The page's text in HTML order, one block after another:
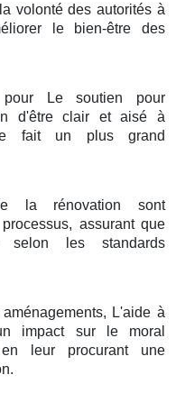
volonté des autorités à
le bien-être des
pour Le soutien pour
d'être clair et aisé à
fait un plus grand
la rénovation sont
assurant que
selon les standards
L'aide à
impact sur le moral
leur procurant une